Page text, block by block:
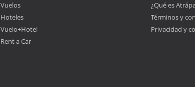
Vuelos
Hoteles
Vuelo+Hotel
Rent a Car
¿Qué es
Términos y
Privacidad y